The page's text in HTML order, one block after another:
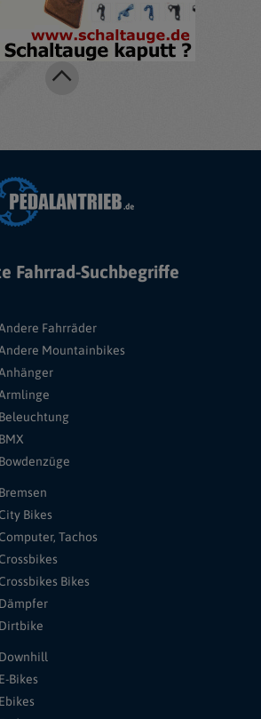
Fahrrad-Suchbegriffe
Fahrräder
Mountainbikes
Beleuchtung
BMX
Bowdenzüge
Bremsen
City Bikes
Computer, Tachos
Crossbikes
Crossbikes Bikes
Dämpfer
Dirtbike
Downhill
E-Bikes
Ebikes